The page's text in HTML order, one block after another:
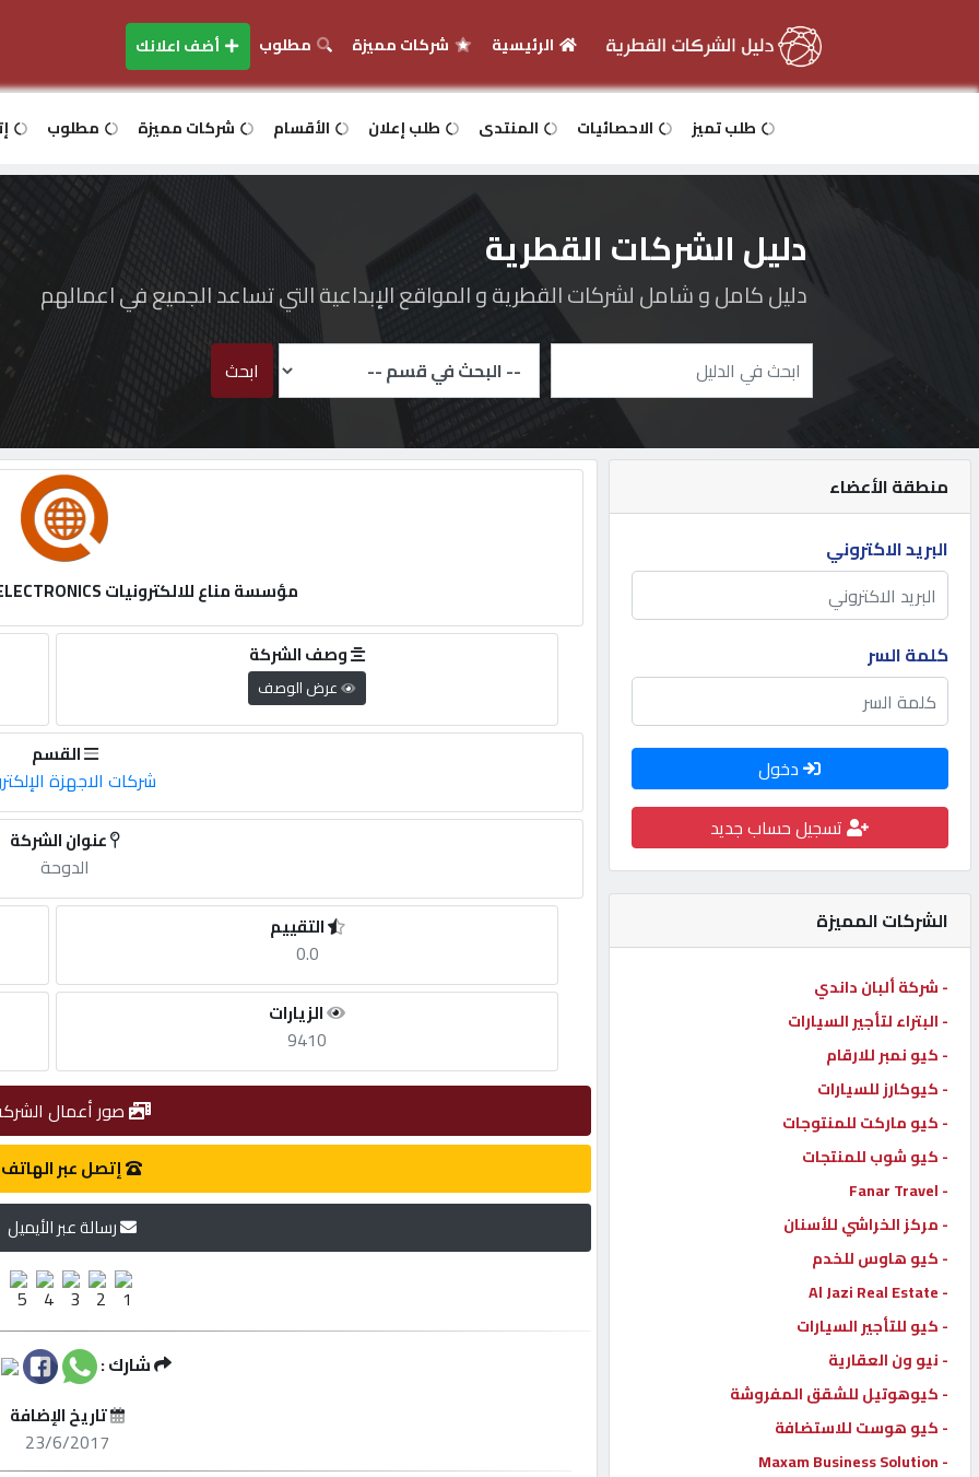
دخول
اعلانك
مطلوب
طلب
الاحصائيات
الأقسام
شركات
مميزة
إبحث
إتصل
بنا
إعلانات
المنتدى
كيو
مزاد
كيو
نمبر
الرئيسية شركات مميزة مطلوب أضف اعلانك
طلب تميز الاحصائيات المنتدى طلب إعلان الأقسام شركات مميزة مطلوب
دليل الشركات القطرية
دليل كامل و شامل لشركات القطرية و المواقع الإبداعية التي تساعد الجميع في اعمالهم
ابحث
منطقة الأعضاء
البريد الاكتروني
كلمة السر
دخول
تسجيل حساب جديد
الشركات المميزة
- شركة ألبان داندي
- البتراء لتأجير السيارات
- كيو نمبر للارقام
- كيوكارز للسيارات
- كيو ماركت للمنتوجات
- كيو شوب للمنتجات
- Fanar Travel
- مركز الخراشي للأسنان
- كيو هاوس للخدم
- Al Jazi Real Estate
- كيو للتأجير السيارات
- نيو ون العقارية
- كيوهوتيل للشقق المفروشة
- كيو هوست للاستضافة
- Maxam Business Solution
مؤسسة مناع للالكترونيات HOME APPLIANCES & ELECTRONICS
وصف الشركة
عرض الوصف
القسم
شركات الاجهزة
عنوان الشركة
الدوحة
التقييم
0.0
الزيارات
9410
صور أعمال
إتصل عبر الهاتف
رسالة عبر الأيميل
شارك :
تاريخ الإضافة
23/6/2017